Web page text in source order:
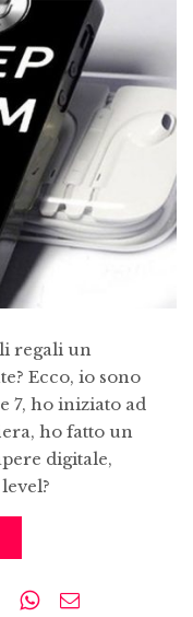
regali un
Ecco, io sono
7, ho iniziato ad
ho fatto un
digitale,